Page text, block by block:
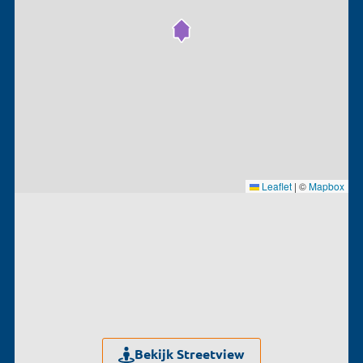
Leaflet | ©Mapbox
Bekijk Streetview